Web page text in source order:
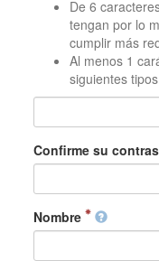
De 6
tengan por lo
cumplir más
Al menos 1
siguientes
Confirme su
Nombre